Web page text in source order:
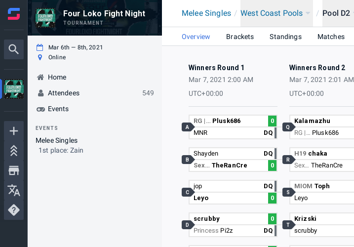
Four Loko Fight Night
TOURNAMENT
Mar 6th — 8th, 2021
Online
Home
Attendees
549
Events
EVENTS
Melee Singles
1st place: Zain
Melee Singles / West Coast Pools / Pool D2
Overview Brackets Standings Matches
Winners Round 1
Mar 7, 2021 2:00 AM
UTC+00:00
Winners Round 2
Mar 7, 2021 2:01 AM
UTC+00:00
RG |… Plusk686
0
MNR
DQ
A
Shayden
DQ
Sex… TheRanCre 0
B
jop
DQ
Leyo
0
C
scrubby
0
Princess Pi2z DQ
D
Kalamazhu
RG |… Plusk686
Q
H19 chaka
Sex… TheRanCre
R
MIOM Toph
Leyo
S
Krizski
scrubby
T